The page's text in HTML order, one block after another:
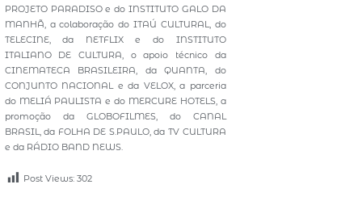
PROJETO PARADISO e do INSTITUTO GALO DA
MANHÃ, a colaboração do ITAÚ CULTURAL, do
TELECINE, da NETFLIX e do INSTITUTO
ITALIANO DE CULTURA, o apoio técnico da
CINEMATECA BRASILEIRA, da QUANTA, do
CONJUNTO NACIONAL e da VELOX, a parceria
do MELIÁ PAULISTA e do MERCURE HOTELS, a
promoção da GLOBOFILMES, do CANAL
BRASIL, da FOLHA DE S.PAULO, da TV CULTURA
e da RÁDIO BAND NEWS.
Post Views: 302